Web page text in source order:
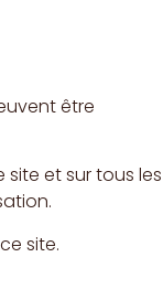
être
site et sur tous les
site.